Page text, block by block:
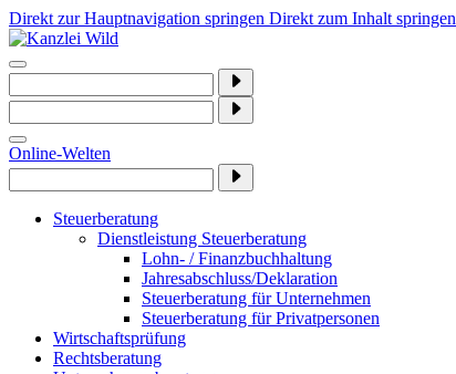
Direkt zur Hauptnavigation springen Direkt zum Inhalt springen
Online-Welten
Steuerberatung
Dienstleistung Steuerberatung
Lohn- / Finanzbuchhaltung
Jahresabschluss/Deklaration
Steuerberatung für Unternehmen
Steuerberatung für Privatpersonen
Wirtschaftsprüfung
Rechtsberatung